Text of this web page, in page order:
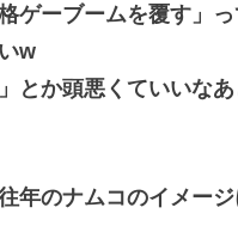
ゲーブームを覆す」
w
とか頭悪くていいなあ
年のナムコのイメー